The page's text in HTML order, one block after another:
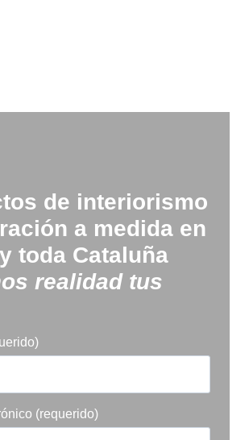
de interiorismo
a medida en
toda Cataluña
realidad tus
(requerido)